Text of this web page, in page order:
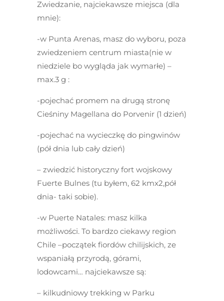
Zwiedzanie, najciekawsze miejsca (dla
mnie):
-w Punta Arenas, masz do wyboru, poza
zwiedzeniem centrum miasta(nie w
niedziele bo wygląda jak wymarłe) –
max.3 g :
-pojechać promem na drugą stronę
Cieśniny Magellana do Porvenir (1 dzień)
-pojechać na wycieczkę do pingwinów
(pół dnia lub cały dzień)
– zwiedzić historyczny fort wojskowy
Fuerte Bulnes (tu byłem, 62 kmx2,pół
dnia- taki sobie).
-w Puerte Natales: masz kilka
możliwości. To bardzo ciekawy region
Chile –początek fiordów chilijskich, ze
wspaniałą przyrodą, górami,
lodowcami… najciekawsze są:
– kilkudniowy trekking w Parku